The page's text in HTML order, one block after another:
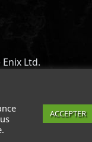
ACCEPTER
Ltd.